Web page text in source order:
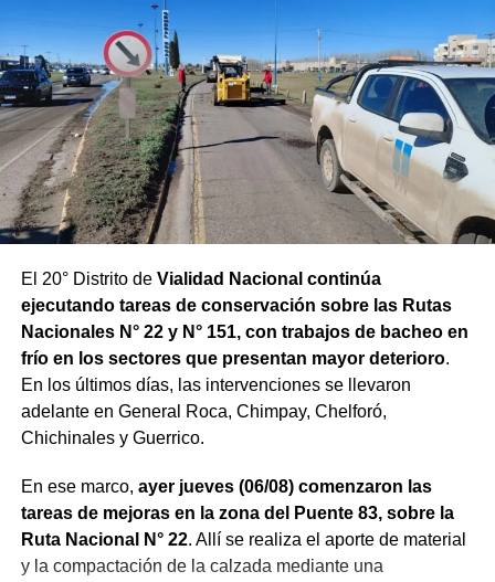
El 20° Distrito de Vialidad Nacional continúa
ejecutando tareas de conservación sobre las Rutas
Nacionales N° 22 y N° 151, con trabajos de bacheo en
frío en los sectores que presentan mayor deterioro.
En los últimos días, las intervenciones se llevaron
adelante en General Roca, Chimpay, Chelforó,
Chichinales y Guerrico.
En ese marco, ayer jueves (06/08) comenzaron las
tareas de mejoras en la zona del Puente 83, sobre la
Ruta Nacional N° 22. Allí se realiza el aporte de material
y la compactación de la calzada mediante una